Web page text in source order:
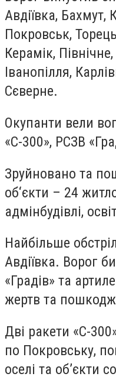
Авдіївка, Бахмут,
Покровськ,
Керамік,
Іванопілля,
Сєверне.
Окупанти вели
«С-300», РСЗВ
Зруйновано та
об‘єкти – 24
адмінбудівлі,
Найбільше
Авдіївка. Ворог
«Градів» та
жертв та
Дві ракети «С-
по Покровську,
оселі та об’єкти